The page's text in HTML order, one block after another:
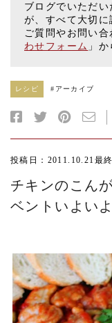
ブログでいただ
が、すべて大切に
ご質問やお問い
わせフォーム 」
レシピ # アーカイブ
投稿日：2011.10.21最
チキンのこん
ベントいよい